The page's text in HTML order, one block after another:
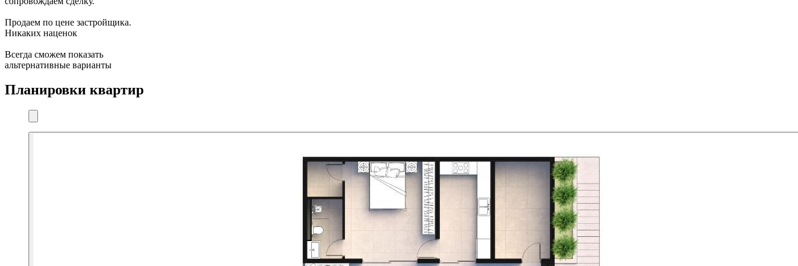
Продаем по цене застройщика.
Никаких наценок
Всегда сможем показать
альтернативные варианты
Планировки квартир